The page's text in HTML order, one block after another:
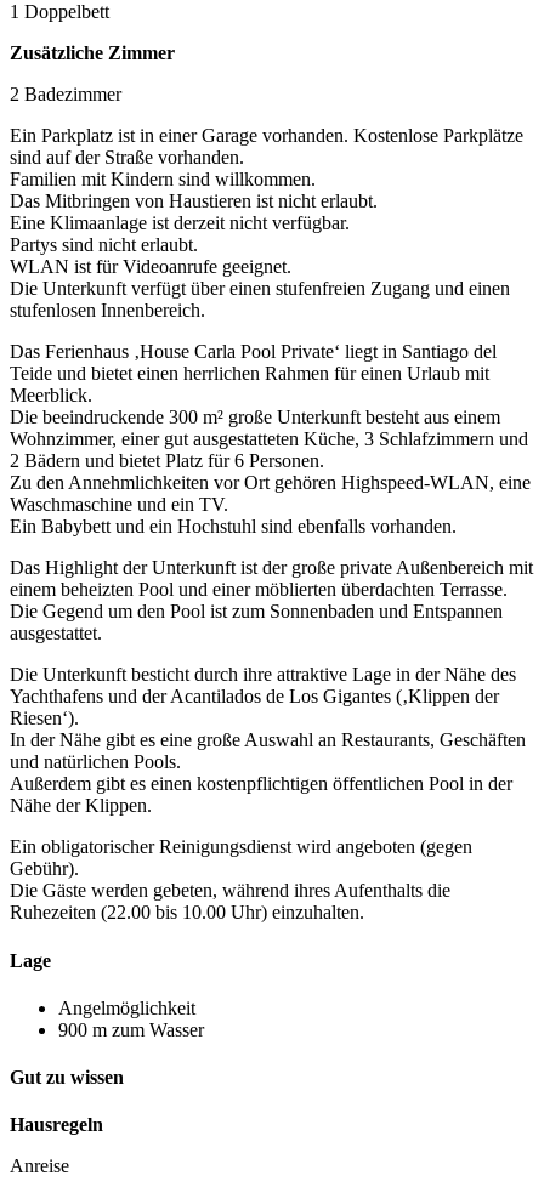
1 Doppelbett
Zusätzliche Zimmer
2 Badezimmer
Ein Parkplatz ist in einer Garage vorhanden. Kostenlose Parkplätze
sind auf der Straße vorhanden.
Familien mit Kindern sind willkommen.
Das Mitbringen von Haustieren ist nicht erlaubt.
Eine Klimaanlage ist derzeit nicht verfügbar.
Partys sind nicht erlaubt.
WLAN ist für Videoanrufe geeignet.
Die Unterkunft verfügt über einen stufenfreien Zugang und einen
stufenlosen Innenbereich.
Das Ferienhaus ‚House Carla Pool Private‘ liegt in Santiago del
Teide und bietet einen herrlichen Rahmen für einen Urlaub mit
Meerblick.
Die beeindruckende 300 m² große Unterkunft besteht aus einem
Wohnzimmer, einer gut ausgestatteten Küche, 3 Schlafzimmern und
2 Bädern und bietet Platz für 6 Personen.
Zu den Annehmlichkeiten vor Ort gehören Highspeed-WLAN, eine
Waschmaschine und ein TV.
Ein Babybett und ein Hochstuhl sind ebenfalls vorhanden.
Das Highlight der Unterkunft ist der große private Außenbereich mit
einem beheizten Pool und einer möblierten überdachten Terrasse.
Die Gegend um den Pool ist zum Sonnenbaden und Entspannen
ausgestattet.
Die Unterkunft besticht durch ihre attraktive Lage in der Nähe des
Yachthafens und der Acantilados de Los Gigantes (‚Klippen der
Riesen‘).
In der Nähe gibt es eine große Auswahl an Restaurants, Geschäften
und natürlichen Pools.
Außerdem gibt es einen kostenpflichtigen öffentlichen Pool in der
Nähe der Klippen.
Ein obligatorischer Reinigungsdienst wird angeboten (gegen
Gebühr).
Die Gäste werden gebeten, während ihres Aufenthalts die
Ruhezeiten (22.00 bis 10.00 Uhr) einzuhalten.
Lage
Angelmöglichkeit
900 m zum Wasser
Gut zu wissen
Hausregeln
Anreise